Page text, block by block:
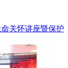
关怀讲座暨保护